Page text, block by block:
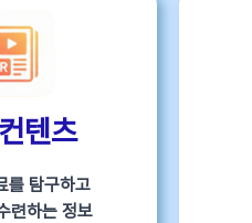
텐츠
를 탐구하고
련하는 정보